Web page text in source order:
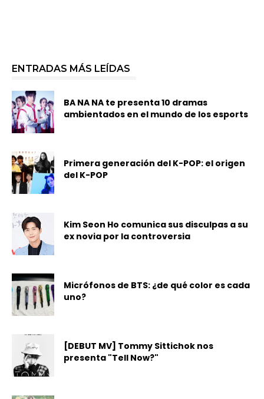
ENTRADAS MÁS LEÍDAS
BA NA NA te presenta 10 dramas
ambientados en el mundo de los esports
Primera generación del K-POP: el origen
del K-POP
Kim Seon Ho comunica sus disculpas a su
ex novia por la controversia
Micrófonos de BTS: ¿de qué color es cada
uno?
[DEBUT MV] Tommy Sittichok nos
presenta "Tell Now?"